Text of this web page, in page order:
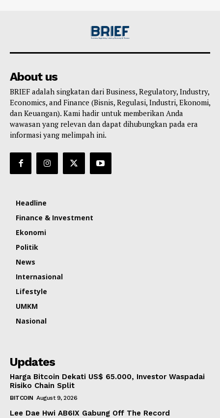
About us
BRIEF adalah singkatan dari Business, Regulatory, Industry,
Economics, and Finance (Bisnis, Regulasi, Industri, Ekonomi,
dan Keuangan). Kami hadir untuk memberikan Anda
wawasan yang relevan dan dapat dihubungkan pada era
informasi yang melimpah ini.
Headline
Finance & Investment
Ekonomi
Politik
News
Internasional
Lifestyle
UMKM
Nasional
Updates
Harga Bitcoin Dekati US$ 65.000, Investor Waspadai
Risiko Chain Split
BITCOIN August 9, 2026
Lee Dae Hwi AB6IX Gabung Off The Record